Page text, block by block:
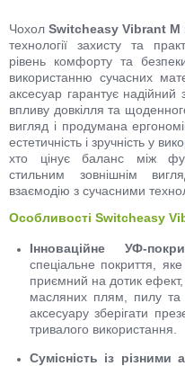
Чохол Switcheasy Vibrant M
технології захисту та
рівень комфорту та
використанню сучасних
аксесуар гарантує надійний
впливу довкілля та
вигляд і продумана
естетичність і зручність у
хто цінує баланс між
стильним зовнішнім
взаємодію з сучасними
Особливості Switcheasy
Інноваційне УФ-
спеціальне покриття,
приємний на дотик ефект,
масляних плям, пилу та
аксесуару зберігати
тривалого використання.
Сумісність із різними